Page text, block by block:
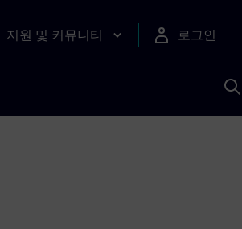
지원 및 커뮤니티 로그인